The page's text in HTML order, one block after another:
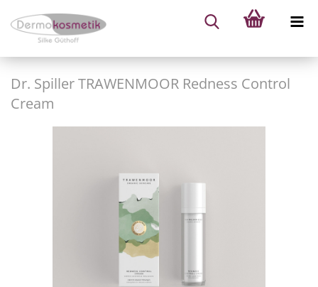
Dr. Spiller TRAWENMOOR Redness Control
Cream